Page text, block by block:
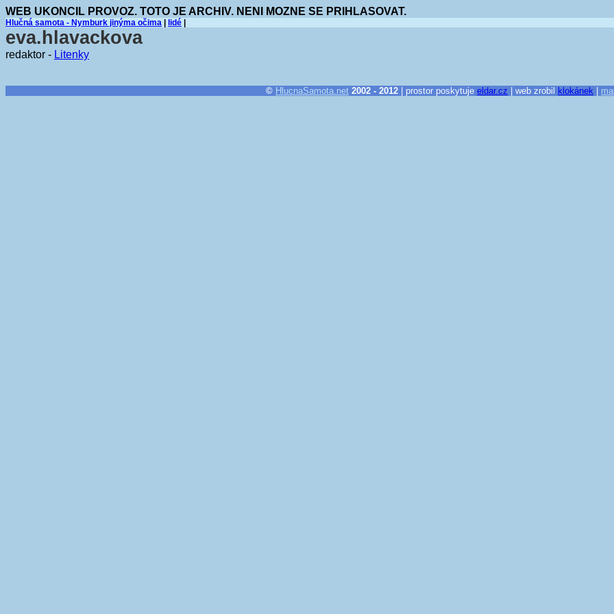
WEB UKONCIL PROVOZ. TOTO JE ARCHIV. NENI MOZNE SE PRIHLASOVAT.
Hlučná samota - Nymburk jinýma očima lidé
eva.hlavackova
redaktor - Litenky
© HlucnaSamota.net 2002 - 2012 | prostor poskytuje eldar.cz | web zrobil klokánek